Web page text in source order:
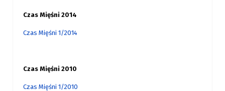
Czas Mięśni 2014
Czas Mięśni 1/2014
Czas Mięśni 2010
Czas Mięśni 1/2010